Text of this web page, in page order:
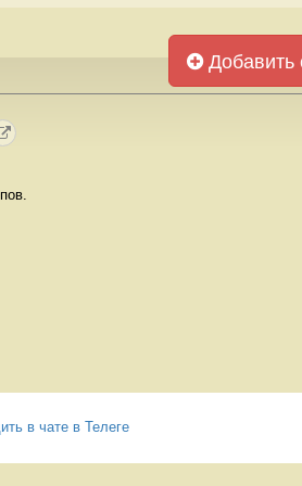
Добавить
в чате в Телеге